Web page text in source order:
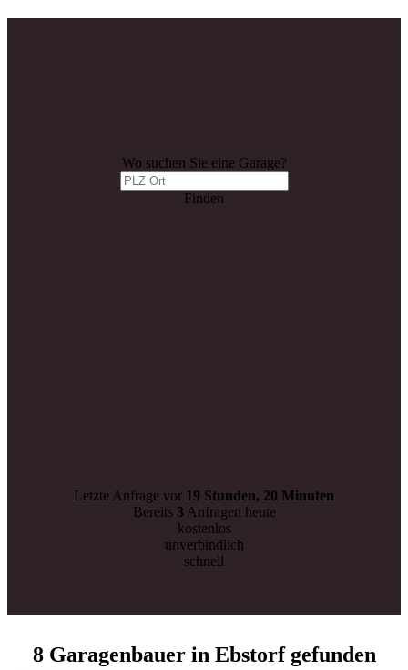
Wo suchen Sie eine Garage?
Finden
Letzte Anfrage vor 19 Stunden, 20 Minuten
Bereits 3 Anfragen heute
kostenlos
unverbindlich
schnell
8 Garagenbauer in Ebstorf gefunden